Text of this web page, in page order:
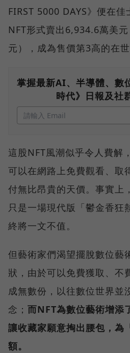
FIRST 5000 DAYS》便在
NFT形式賣出6,934.6萬美
元），成為售價第3高的在世
掌握最新AI、半導體、數
時代》日報及社
這股NFT風潮似乎令人費解
可以在網路上免費觀看、取
付無比昂貴的天價。事實上
只是一場現代版「鬱金香狂
終將一文不值。
但藝術家們渴望擺脫數位藝
狀，由於可以免費獲取、不
成無數份，以往數位世界並
念； 而NFT為數位藝術增添
讓收藏家願意掏出腰包，為
額。